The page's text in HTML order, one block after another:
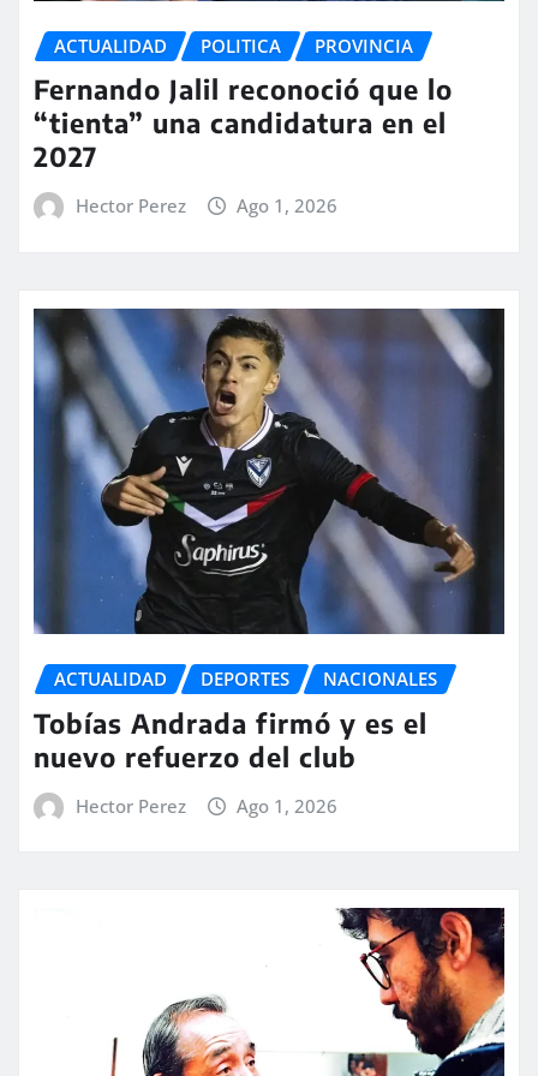
ACTUALIDAD POLITICA PROVINCIA
Fernando Jalil reconoció que lo
“tienta” una candidatura en el
2027
Hector Perez Ago 1, 2026
ACTUALIDAD DEPORTES NACIONALES
Tobías Andrada firmó y es el
nuevo refuerzo del club
Hector Perez Ago 1, 2026